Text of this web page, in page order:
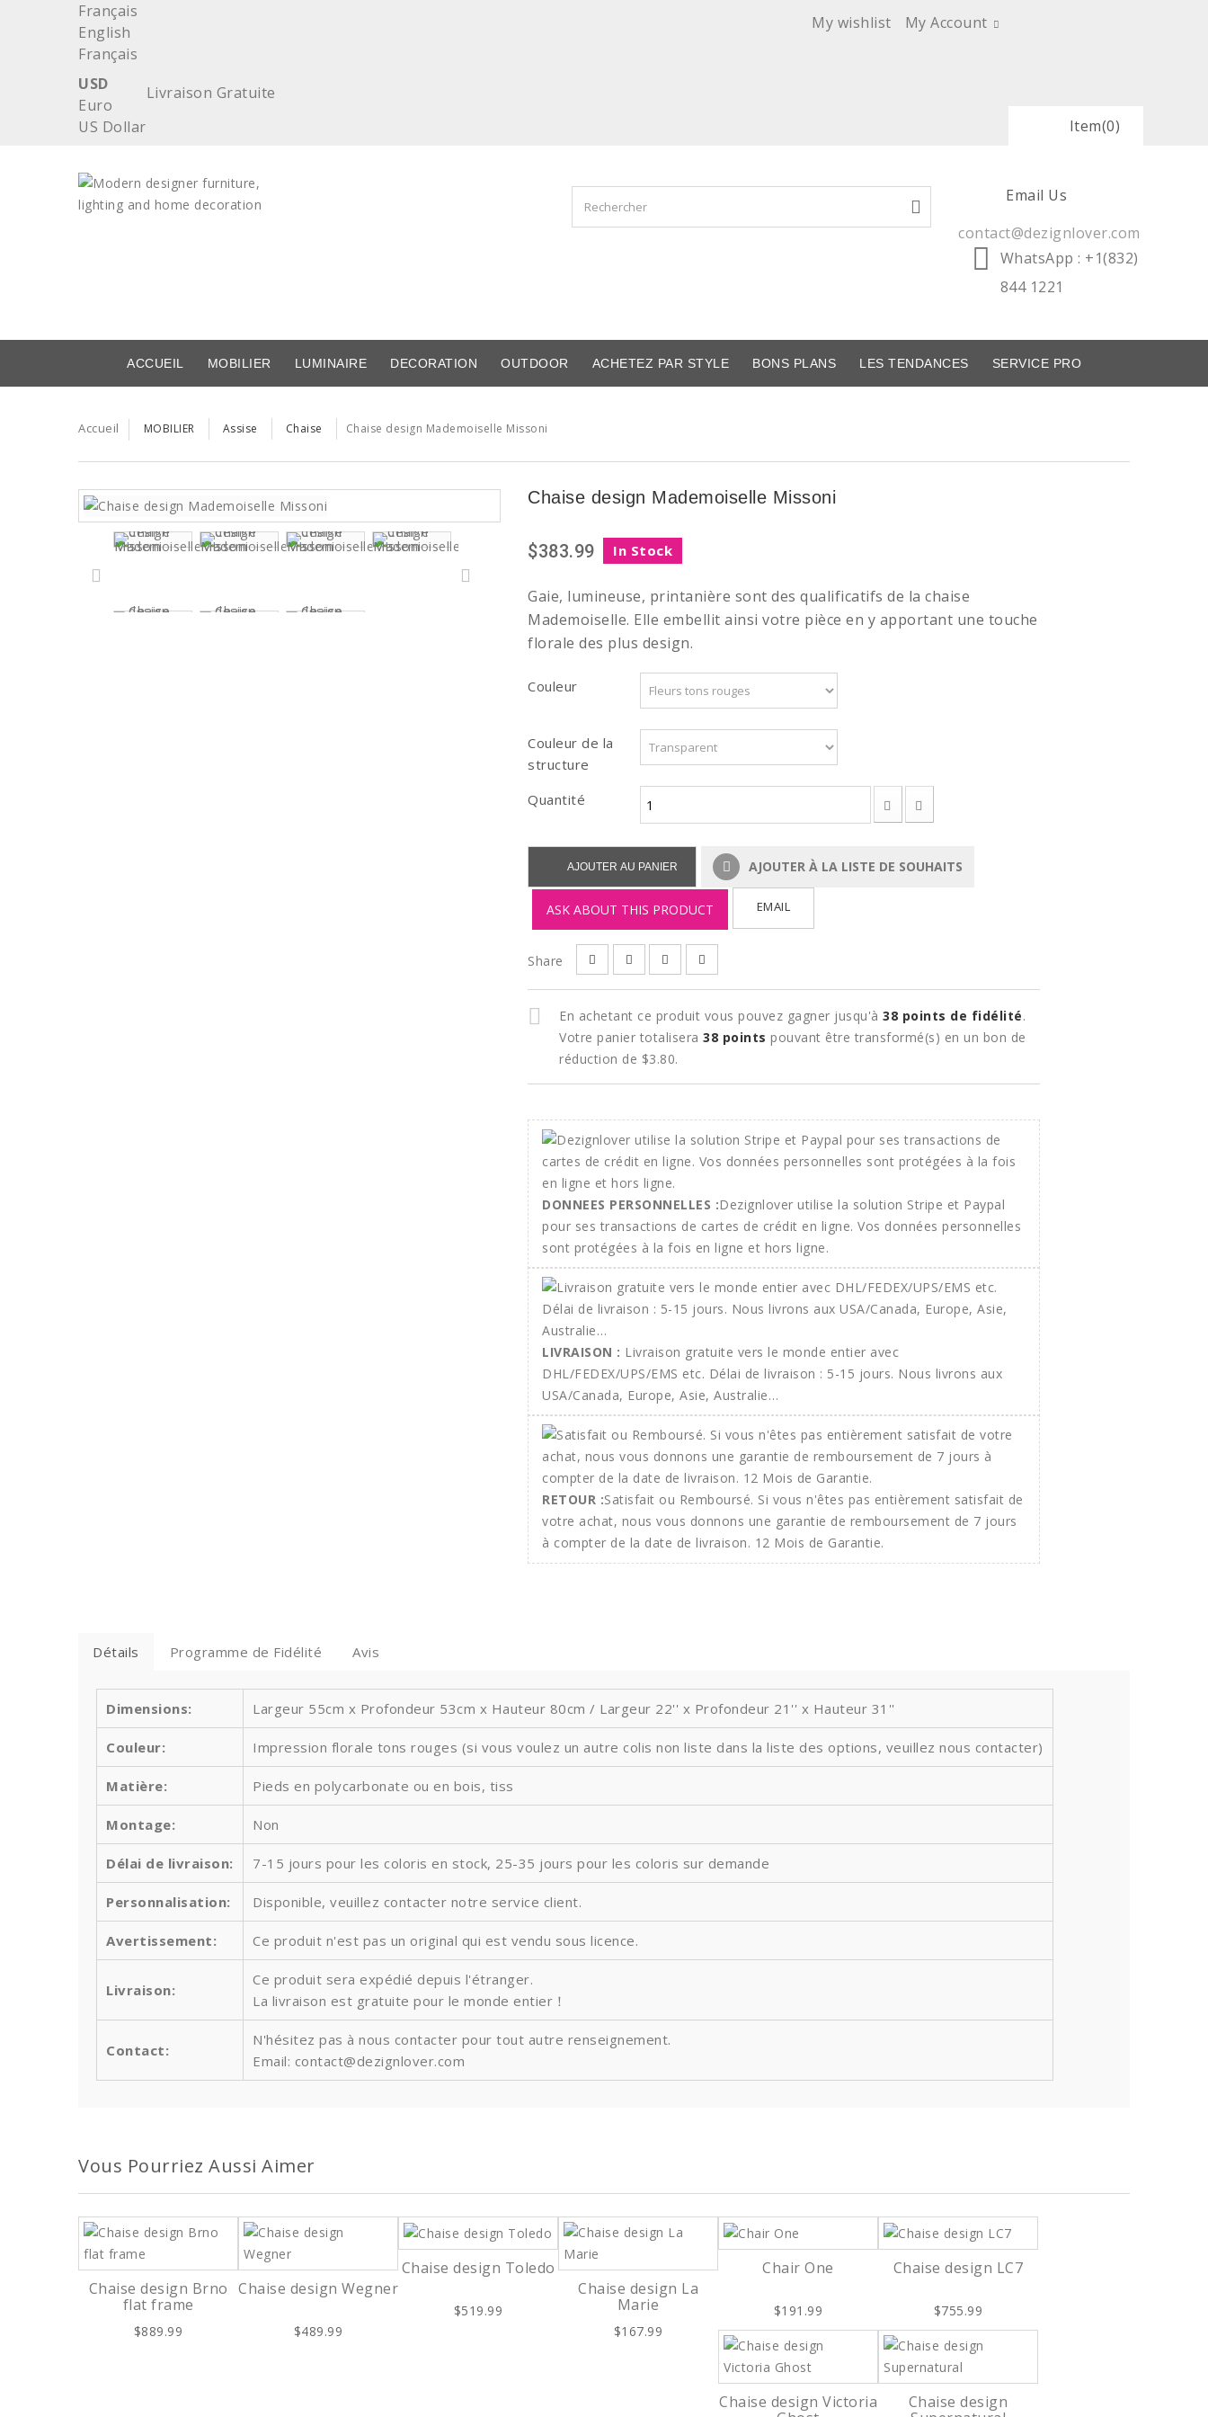
My wishlist My Account
Français
English
Français
USD
Euro
US Dollar
Livraison Gratuite
Item(0)
Email Us
contact@dezignlover.com
WhatsApp : +1(832)
844 1221
ACCUEIL MOBILIER LUMINAIRE DECORATION OUTDOOR ACHETEZ PAR STYLE BONS PLANS LES TENDANCES SERVICE PRO
Accueil MOBILIER Assise Chaise Chaise design Mademoiselle Missoni
Chaise design Mademoiselle Missoni
$383.99 In Stock
Gaie, lumineuse, printanière sont des qualificatifs de la chaise
Mademoiselle. Elle embellit ainsi votre pièce en y apportant une touche
florale des plus design.
Couleur
Couleur de la
structure
Quantité
AJOUTER AU PANIER AJOUTER À LA LISTE DE SOUHAITS
ASK ABOUT THIS PRODUCT EMAIL
Share
En achetant ce produit vous pouvez gagner jusqu'à 38 points de fidélité.
Votre panier totalisera 38 points pouvant être transformé(s) en un bon de
réduction de $3.80.
DONNEES PERSONNELLES :Dezignlover utilise la solution Stripe et Paypal
pour ses transactions de cartes de crédit en ligne. Vos données personnelles
sont protégées à la fois en ligne et hors ligne.
LIVRAISON : Livraison gratuite vers le monde entier avec
DHL/FEDEX/UPS/EMS etc. Délai de livraison : 5-15 jours. Nous livrons aux
USA/Canada, Europe, Asie, Australie…
RETOUR :Satisfait ou Remboursé. Si vous n'êtes pas entièrement satisfait de
votre achat, nous vous donnons une garantie de remboursement de 7 jours
à compter de la date de livraison. 12 Mois de Garantie.
Détails Programme de Fidélité Avis
Dimensions: Largeur 55cm x Profondeur 53cm x Hauteur 80cm / Largeur 22'' x Profondeur 21'' x Hauteur 31''
Couleur: Impression florale tons rouges (si vous voulez un autre colis non liste dans la liste des options, veuillez nous contacter)
Matière: Pieds en polycarbonate ou en bois, tiss
Montage: Non
Délai de livraison: 7-15 jours pour les coloris en stock, 25-35 jours pour les coloris sur demande
Personnalisation: Disponible, veuillez contacter notre service client.
Avertissement: Ce produit n'est pas un original qui est vendu sous licence.
Livraison:
Ce produit sera expédié depuis l'étranger.
La livraison est gratuite pour le monde entier！
Contact:
N'hésitez pas à nous contacter pour tout autre renseignement.
Email: contact@dezignlover.com
Vous Pourriez Aussi Aimer
Chaise design Brno
flat frame
$889.99
Chaise design Wegner
$489.99
Chaise design Toledo
$519.99
Chaise design La
Marie
$167.99
Chair One
$191.99
Chaise design LC7
$755.99
Chaise design Victoria
Chaise design